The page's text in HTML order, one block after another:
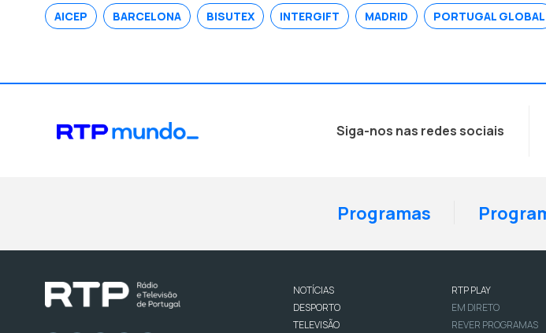
AICEP BARCELONA BISUTEX INTERGIFT MADRID PORTUGAL GLOBAL
Siga-nos nas redes sociais
Programas
NOTÍCIAS
DESPORTO
TELEVISÃO
RTP PLAY
EM DIRETO
REVER PROGRAMAS